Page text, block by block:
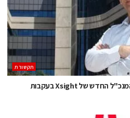
תקשורת
ראיון בלעדי עם יוסי מיוחס, המנכ"ל החדש של Xsight בעקבות